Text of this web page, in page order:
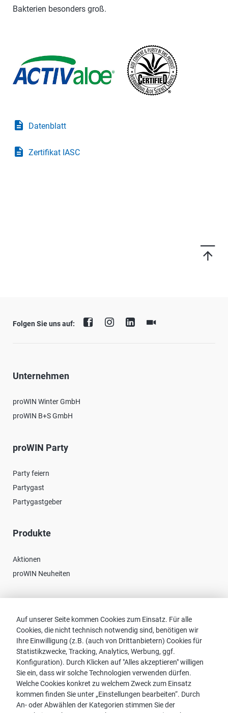
Bakterien besonders groß.
description Datenblatt
description Zertifikat IASC
Auf unserer Seite kommen Cookies zum Einsatz. Für alle
Cookies, die nicht technisch notwendig sind, benötigen wir
Ihre Einwilligung (z.B. (auch von Drittanbietern) Cookies für
Statistikzwecke, Tracking, Analytics, Werbung, ggf.
Konfiguration). Durch Klicken auf "Alles akzeptieren" willigen
Sie ein, dass wir solche Technologien verwenden dürfen.
Welche Cookies konkret zu welchem Zweck zum Einsatz
kommen finden Sie unter „Einstellungen bearbeiten“. Durch
An- oder Abwählen der Kategorien stimmen Sie der
Folgen Sie uns auf:
Unternehmen
proWIN Winter GmbH
proWIN B+S GmbH
proWIN Party
Party feiern
Partygast
Partygastgeber
Produkte
Aktionen
proWIN Neuheiten
Vertriebspartnersuche
Kontakt zu proWIN
Service-FAQ